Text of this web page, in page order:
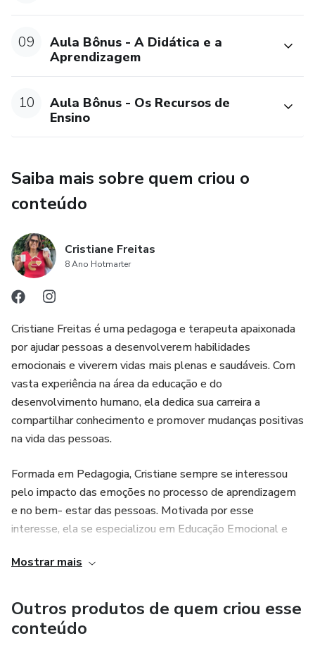
09
Aula Bônus - A Didática e a
Aprendizagem
10
Aula Bônus - Os Recursos de
Ensino
Saiba mais sobre quem criou o
conteúdo
Cristiane Freitas
8 Ano Hotmarter
Cristiane Freitas é uma pedagoga e terapeuta apaixonada
por ajudar pessoas a desenvolverem habilidades
emocionais e viverem vidas mais plenas e saudáveis. Com
vasta experiência na área da educação e do
desenvolvimento humano, ela dedica sua carreira a
compartilhar conhecimento e promover mudanças positivas
na vida das pessoas.
Formada em Pedagogia, Cristiane sempre se interessou
pelo impacto das emoções no processo de aprendizagem
e no bem- estar das pessoas. Motivada por esse
interesse, ela se especializou em Educação Emocional e
pedagógicas.
Ao longo dos anos, Cristiane desenvolveu diversas
estratégias e metodologias para ensinar habilidades
socioemocionais a crianças, jovens e adultos. Seu trabalho
Mostrar mais
Outros produtos de quem criou esse
conteúdo